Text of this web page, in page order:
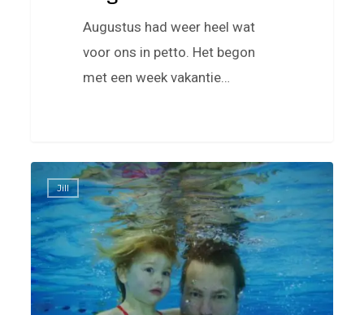
Augustus had weer heel wat
voor ons in petto. Het begon
met een week vakantie…
eens
in
je
handjes,
leuk
Jill
0